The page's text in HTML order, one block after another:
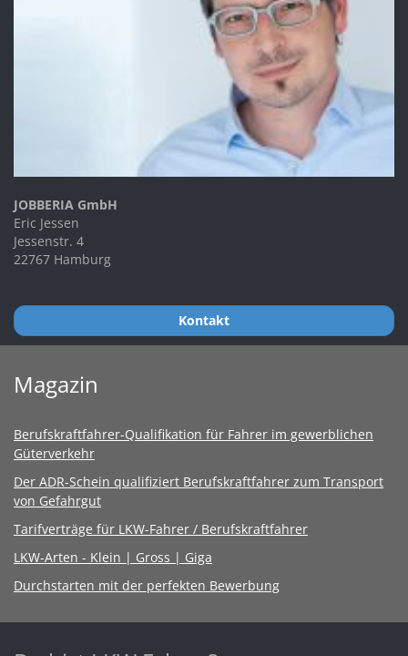
JOBBERIA GmbH
Eric Jessen
Jessenstr. 4
22767 Hamburg
Kontakt
Magazin
Berufskraftfahrer-Qualifikation für Fahrer im gewerblichen
Güterverkehr
Der ADR-Schein qualifiziert Berufskraftfahrer zum Transport
von Gefahrgut
Tarifverträge für LKW-Fahrer / Berufskraftfahrer
LKW-Arten - Klein | Gross | Giga
Durchstarten mit der perfekten Bewerbung